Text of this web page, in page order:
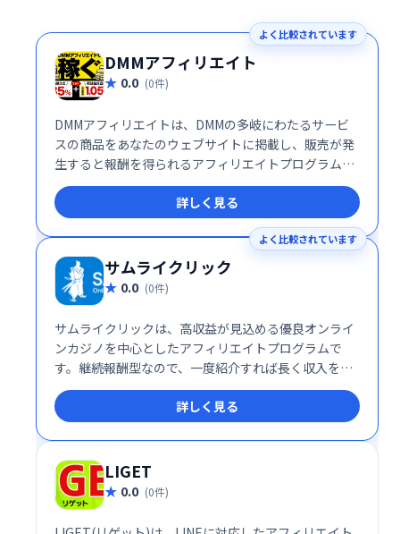
よく比較されています
DMMアフィリエイト
0.0 (0件)
DMMアフィリエイトは、DMMの多岐にわたるサービ
スの商品をあなたのウェブサイトに掲載し、販売が発
生すると報酬を得られるアフィリエイトプログラムで
す。簡単に始められる上、DMMの幅広い商品ラインア
ップを活かして効率的な収益化が可能です。
詳しく見る
よく比較されています
サムライクリック
0.0 (0件)
サムライクリックは、高収益が見込める優良オンライ
ンカジノを中心としたアフィリエイトプログラムで
す。継続報酬型なので、一度紹介すれば長く収入を得
ることが可能です。Web収入を得たい方におすすめ
の、安定した収益モデルを提供します。
詳しく見る
LIGET
0.0 (0件)